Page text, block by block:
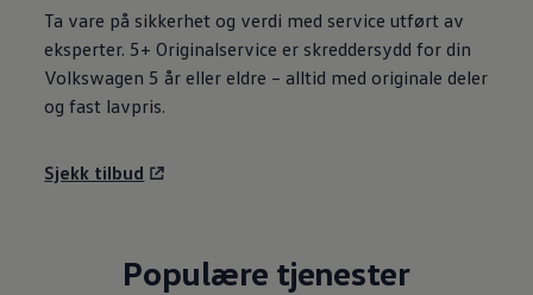
Ta vare på sikkerhet og verdi med service utført av
eksperter. 5+ Originalservice er skreddersydd for din
Volkswagen 5 år eller eldre – alltid med originale deler
og fast lavpris.
Sjekk tilbud
Populære tjenester